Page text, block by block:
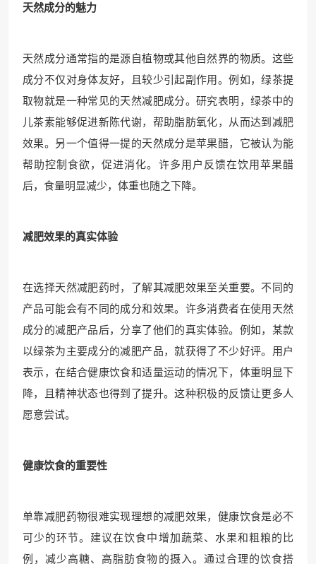
天然成分的魅力
天然成分通常指的是源自植物或其他自然界的物质。这些
成分不仅对身体友好，且较少引起副作用。例如，绿茶提
取物就是一种常见的天然减肥成分。研究表明，绿茶中的
儿茶素能够促进新陈代谢，帮助脂肪氧化，从而达到减肥
效果。另一个值得一提的天然成分是苹果醋，它被认为能
帮助控制食欲，促进消化。许多用户反馈在饮用苹果醋
后，食量明显减少，体重也随之下降。
减肥效果的真实体验
在选择天然减肥药时，了解其减肥效果至关重要。不同的
产品可能会有不同的成分和效果。许多消费者在使用天然
成分的减肥产品后，分享了他们的真实体验。例如，某款
以绿茶为主要成分的减肥产品，就获得了不少好评。用户
表示，在结合健康饮食和适量运动的情况下，体重明显下
降，且精神状态也得到了提升。这种积极的反馈让更多人
愿意尝试。
健康饮食的重要性
单靠减肥药物很难实现理想的减肥效果，健康饮食是必不
可少的环节。建议在饮食中增加蔬菜、水果和粗粮的比
例，减少高糖、高脂肪食物的摄入。通过合理的饮食搭